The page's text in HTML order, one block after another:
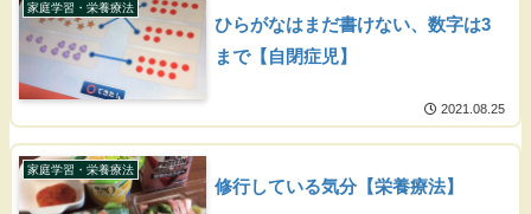
家庭学習・栄養療法
ひらがなはまだ書けない、数字は3
まで【自閉症児】
2021.08.25
家庭学習・栄養療法
修行している気分【栄養療法】